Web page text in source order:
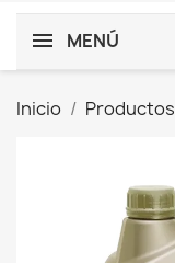
MENÚ
Inicio Productos